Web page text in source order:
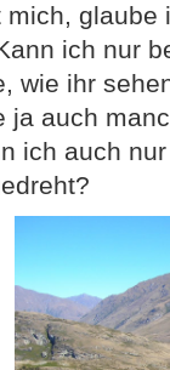
glaube
ich nur
wie ihr
ja auch
ich auch